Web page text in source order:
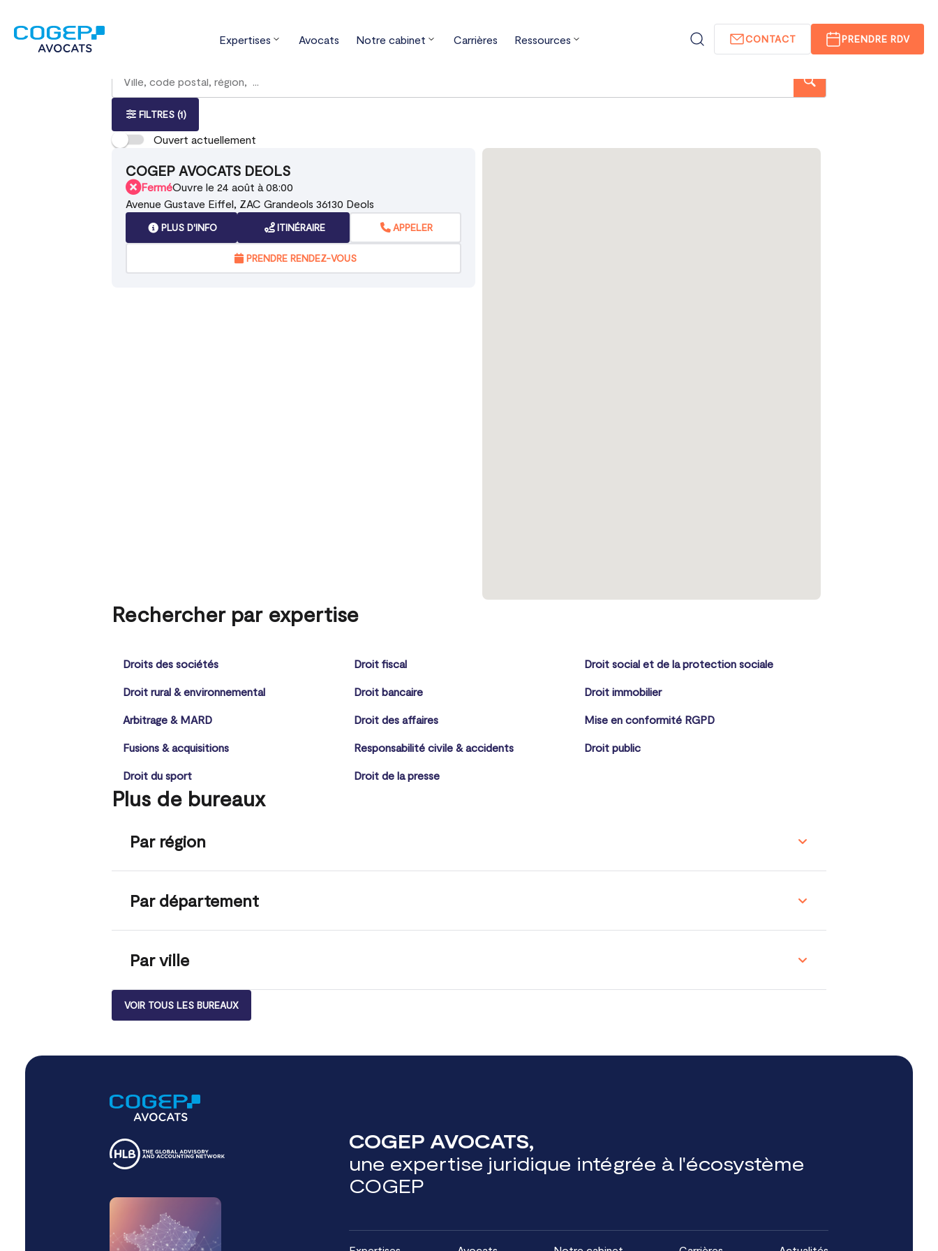
Expertises Avocats Notre cabinet Carrières Ressources CONTACT PRENDRE RDV
Trouver votre bureau Centre-Val de Loire Indre Déols
renseigner
adresse
résultat(s)
trouvé(s)
FILTRES (1)
Ouvert actuellement
COGEP AVOCATS DEOLS
FerméOuvre le 24 août à 08:00
Avenue Gustave Eiffel, ZAC Grandeols 36130 Deols
PLUS D'INFO ITINÉRAIRE APPELER
PRENDRE RENDEZ-VOUS
Rechercher par expertise
Droits des sociétés Droit fiscal Droit social et de la protection sociale
Droit rural & environnemental Droit bancaire Droit immobilier
Arbitrage & MARD Droit des affaires Mise en conformité RGPD
Fusions & acquisitions Responsabilité civile & accidents Droit public
Droit du sport Droit de la presse
Plus de bureaux
Par région
Par département
Par ville
VOIR TOUS LES BUREAUX
COGEP AVOCATS,
une expertise juridique intégrée à l'écosystème
COGEP